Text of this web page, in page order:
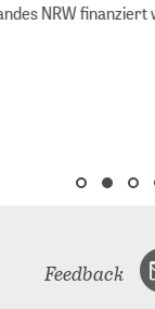
finanziert wird.
Feedback